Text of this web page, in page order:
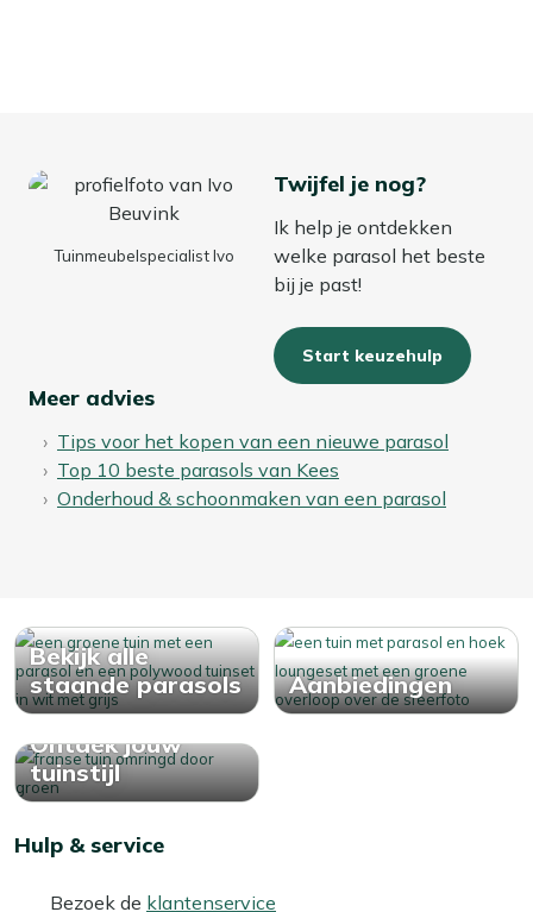
Tuinmeubelspecialist Ivo
Twijfel je nog?
Ik help je ontdekken
welke parasol het beste
bij je past!
Start keuzehulp
Meer advies
Tips voor het kopen van een nieuwe parasol
Top 10 beste parasols van Kees
Onderhoud & schoonmaken van een parasol
Bekijk alle
staande parasols
Aanbiedingen
Ontdek jouw
tuinstijl
Hulp & service
Bezoek de klantenservice